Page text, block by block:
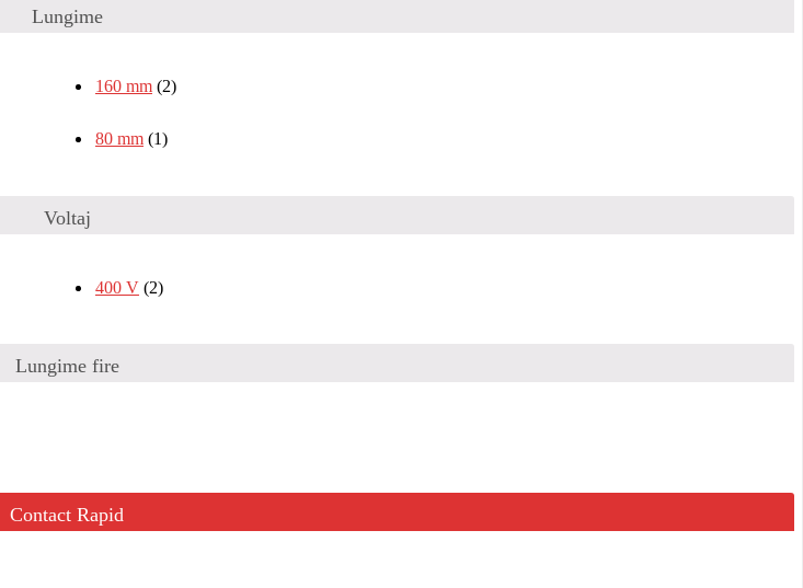
Lungime
160 mm (2)
80 mm (1)
Voltaj
400 V (2)
Lungime fire
Contact Rapid